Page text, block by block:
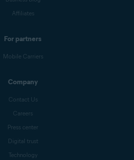
Affiliates
For partners
Mobile Carriers
Company
Contact Us
Careers
Press center
Digital trust
Technology